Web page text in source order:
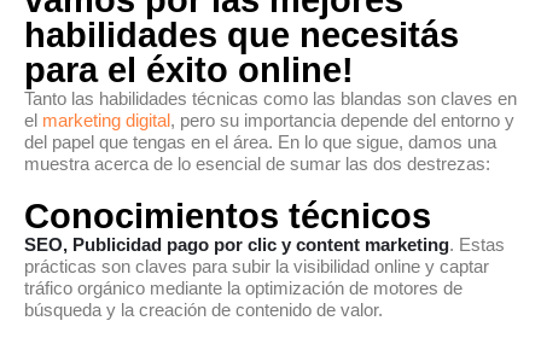
habilidades que necesitás
para el éxito online!
Tanto las habilidades técnicas como las blandas son claves en
el marketing digital, pero su importancia depende del entorno y
del papel que tengas en el área. En lo que sigue, damos una
muestra acerca de lo esencial de sumar las dos destrezas:
Conocimientos técnicos
SEO, Publicidad pago por clic y content marketing. Estas
prácticas son claves para subir la visibilidad online y captar
tráfico orgánico mediante la optimización de motores de
búsqueda y la creación de contenido de valor.